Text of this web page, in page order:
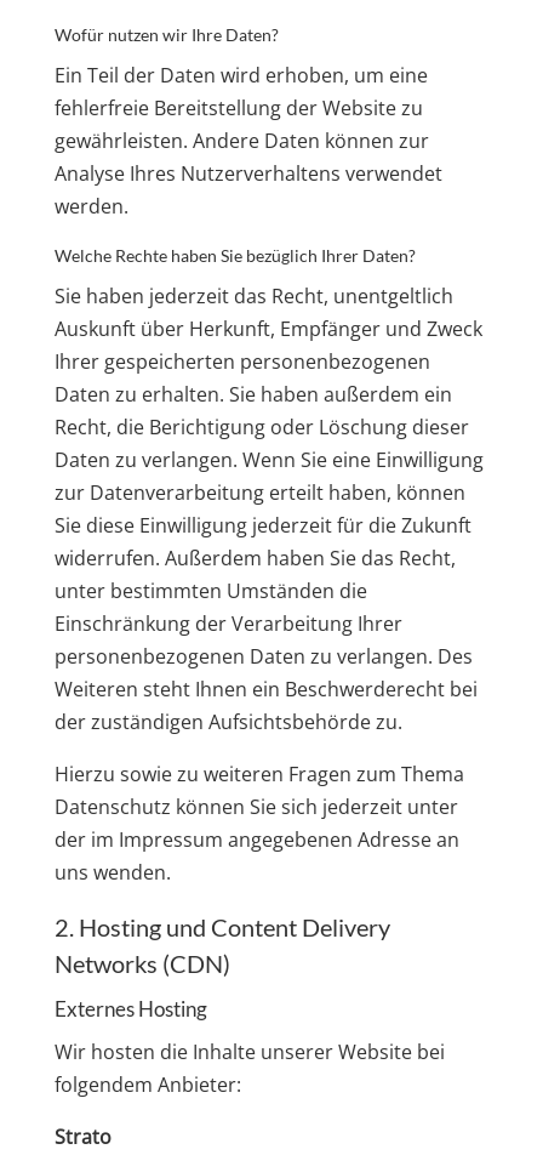
Wofür nutzen wir Ihre Daten?
Ein Teil der Daten wird erhoben, um eine
fehlerfreie Bereitstellung der Website zu
gewährleisten. Andere Daten können zur
Analyse Ihres Nutzerverhaltens verwendet
werden.
Welche Rechte haben Sie bezüglich Ihrer Daten?
Sie haben jederzeit das Recht, unentgeltlich
Auskunft über Herkunft, Empfänger und Zweck
Ihrer gespeicherten personenbezogenen
Daten zu erhalten. Sie haben außerdem ein
Recht, die Berichtigung oder Löschung dieser
Daten zu verlangen. Wenn Sie eine Einwilligung
zur Datenverarbeitung erteilt haben, können
Sie diese Einwilligung jederzeit für die Zukunft
widerrufen. Außerdem haben Sie das Recht,
unter bestimmten Umständen die
Einschränkung der Verarbeitung Ihrer
personenbezogenen Daten zu verlangen. Des
Weiteren steht Ihnen ein Beschwerderecht bei
der zuständigen Aufsichtsbehörde zu.
Hierzu sowie zu weiteren Fragen zum Thema
Datenschutz können Sie sich jederzeit unter
der im Impressum angegebenen Adresse an
uns wenden.
2. Hosting und Content Delivery
Networks (CDN)
Externes Hosting
Wir hosten die Inhalte unserer Website bei
folgendem Anbieter:
Strato